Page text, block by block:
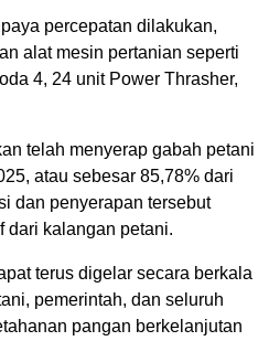
percepatan dilakukan,
alat mesin pertanian seperti
4, 24 unit Power Thrasher,
telah menyerap gabah petani
atau sebesar 85,78% dari
dan penyerapan tersebut
dari kalangan petani.
terus digelar secara berkala
pemerintah, dan seluruh
pangan berkelanjutan